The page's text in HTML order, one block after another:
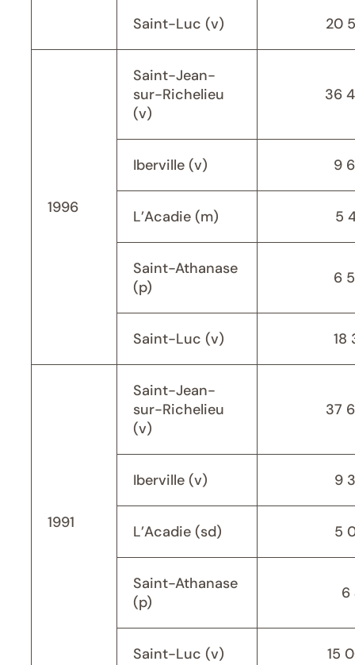
Saint-Luc (v) 20
1996
Saint-Jean-
sur-Richelieu
(v)
36
Iberville (v) 9
L’Acadie (m) 5
Saint-Athanase
(p)
6
Saint-Luc (v) 18
1991
Saint-Jean-
sur-Richelieu
(v)
37
Iberville (v) 9
L’Acadie (sd) 5
Saint-Athanase
(p)
6
Saint-Luc (v) 15